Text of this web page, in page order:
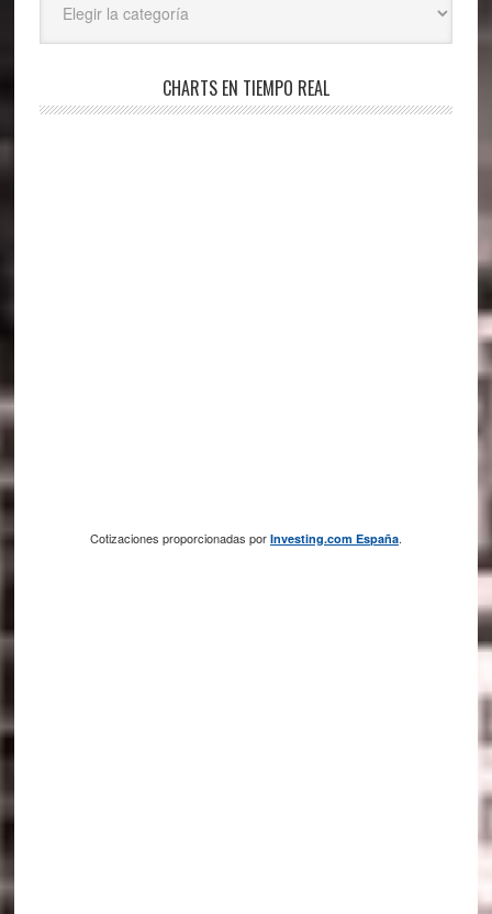
CHARTS EN TIEMPO REAL
Cotizaciones proporcionadas por Investing.com España.